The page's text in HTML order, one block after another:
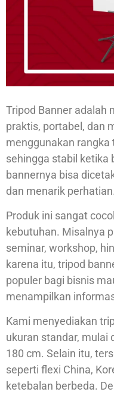
Tripod Banner adalah
praktis, portabel, dan
menggunakan rangka
sehingga stabil ketika
bannernya bisa
dan menarik perhatian.
Produk ini sangat
kebutuhan. Misalnya
seminar, workshop,
karena itu, tripod
populer bagi bisnis
menampilkan
Kami menyediakan
ukuran standar, mulai
180 cm. Selain itu,
seperti flexi China,
ketebalan berbeda.